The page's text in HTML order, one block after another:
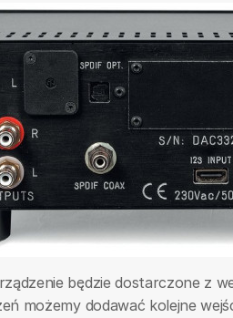
będzie dostarczone z
możemy dodawać kolejne